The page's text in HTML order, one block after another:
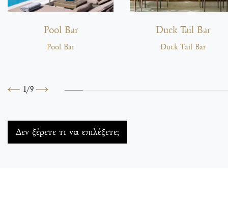
Pool Bar
Pool Bar
Duck Tail Bar
Duck Tail Bar
Προηγούμενο
1/9
Δεν ξέρετε τι να επιλέξετε;